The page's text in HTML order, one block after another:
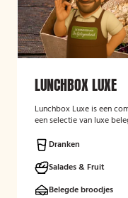
LUNCHBOX LUXE
Lunchbox Luxe is een
een selectie van luxe
bijeenkomsten,
om de verse
om rekening te houden
veganistisch of halal.
Dranken
Salades & Fruit
Belegde broodjes